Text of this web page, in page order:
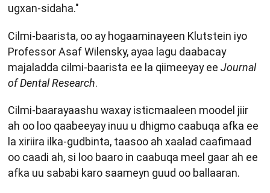
ugxan-sidaha."
Cilmi-baarista, oo ay hogaaminayeen Klutstein iyo
Professor Asaf Wilensky, ayaa lagu daabacay
majaladda cilmi-baarista ee la qiimeeyay ee Journal
of Dental Research.
Cilmi-baarayaashu waxay isticmaaleen moodel jiir
ah oo loo qaabeeyay inuu u dhigmo caabuqa afka ee
la xiriira ilka-gudbinta, taasoo ah xaalad caafimaad
oo caadi ah, si loo baaro in caabuqa meel gaar ah ee
afka uu sababi karo saameyn guud oo ballaaran.